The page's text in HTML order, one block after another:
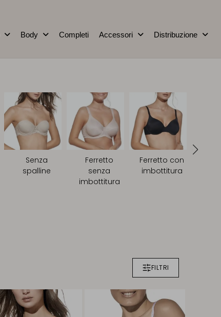
Body Completi Accessori Distribuzione
Senza
spalline
Ferretto
senza
imbottitura
Ferretto con
imbottitura
FILTRI